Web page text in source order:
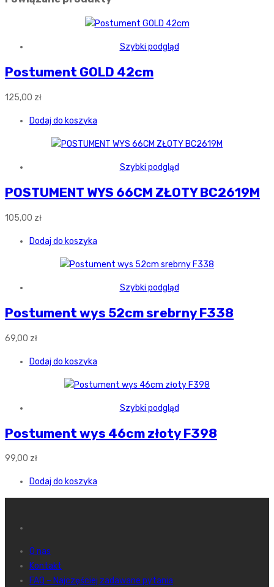
Szybki podgląd
Postument GOLD 42cm
125,00 zł
Dodaj do koszyka
Szybki podgląd
POSTUMENT WYS 66CM ZŁOTY BC2619M
105,00 zł
Dodaj do koszyka
Szybki podgląd
Postument wys 52cm srebrny F338
69,00 zł
Dodaj do koszyka
Szybki podgląd
Postument wys 46cm złoty F398
99,00 zł
Dodaj do koszyka
O nas
Kontakt
FAQ – Najczęściej zadawane pytania